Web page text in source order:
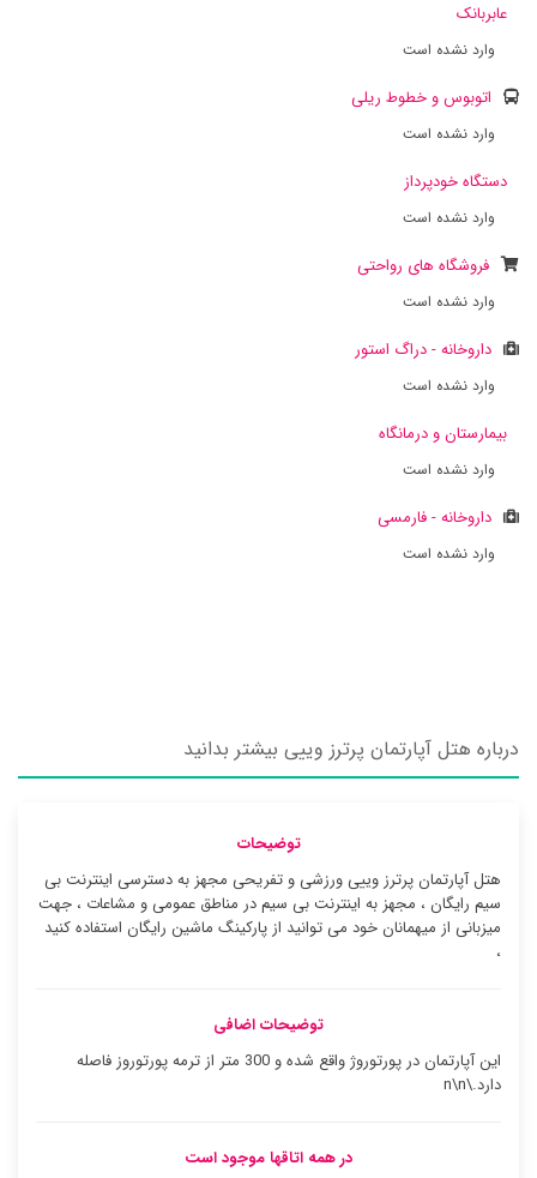
عابربانک
وارد نشده است
اتوبوس و خطوط ریلی
وارد نشده است
دستگاه خودپرداز
وارد نشده است
فروشگاه های رواحتی
وارد نشده است
داروخانه - دراگ استور
وارد نشده است
بیمارستان و درمانگاه
وارد نشده است
داروخانه - فارمسی
وارد نشده است
درباره هتل آپارتمان پرترز وییی بیشتر بدانید
توضیحات
هتل آپارتمان پرترز وییی ورزشی و تفریحی مجهز به دسترسی اینترنت بی
سیم رایگان ، مجهز به اینترنت بی سیم در مناطق عمومی و مشاعات ، جهت
میزبانی از میهمانان خود می توانید از پارکینگ ماشین رایگان استفاده کنید
،
توضیحات اضافی
این آپارتمان در پورتوروژ واقع شده و 300 متر از ترمه پورتوروز فاصله
دارد.\n\n
در همه اتاقها موجود است